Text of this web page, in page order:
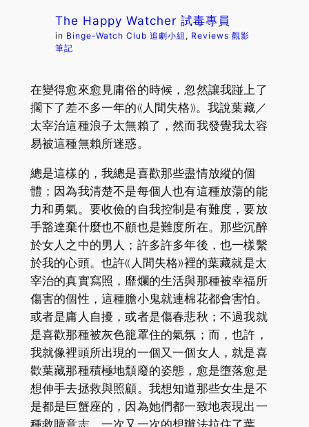
The Happy Watcher 試毒專員
in Binge-Watch Club 追劇小組 , Reviews 觀影
筆記
在變得愈來愈見庸俗的時候，忽然讓我踫上了
擱下了差不多一年的《人間失格》。我說葉藏／
太宰治這種浪子太無賴了，然而我發覺我太容
易被這種無賴所迷惑。
總是這樣的，我總是喜歡那些盡情放縱的個
體；因為我清楚不是每個人也有這種放蕩的能
力和勇氣。要收儉的自我控制是有難度，要放
手豁達棄什麼也不顧也是難度所在。那些沉醉
於女人之中的男人；許多許多年後，也一樣繫
於我的心頭。也許《人間失格》裡的葉藏就是太
宰治的真實寫照，靡爛的生活與那種被幸福所
傷害的個性，這種膽小鬼就連棉花都會害怕。
或者是庸人自擾，或者是傷春悲秋；不過我就
是喜歡那種被灰色籠罩住的氣氛；而，也許，
我就像裡頭所出現的一個又一個女人，就是喜
歡葉藏那種積極地頹廢的姿態，愈是墮落愈是
想伸手去拯救與照顧。我想知道那些女生是不
是都是巨蟹座的，因為她們都一致地表現出一